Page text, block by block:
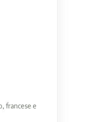
francese e